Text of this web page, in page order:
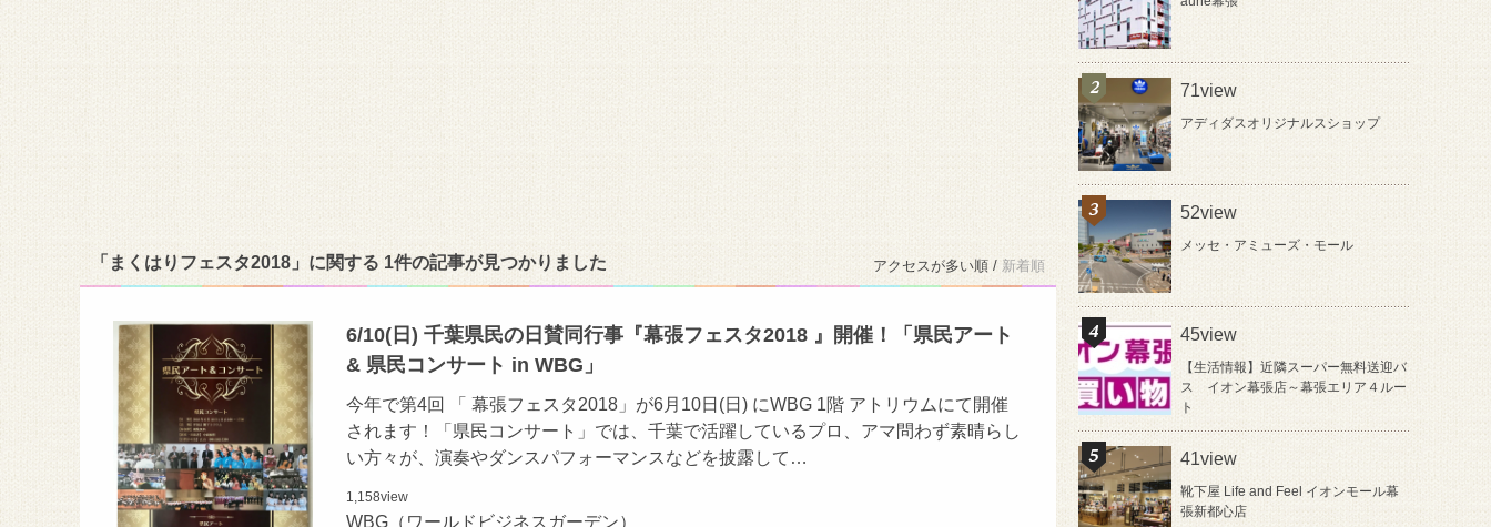
「まくはりフェスタ2018」に関する 1件の記事が見つかりました アクセスが多い順 / 新着順
6/10(日) 千葉県民の日賛同行事『幕張フェスタ2018 』開催！「県民アート
& 県民コンサート in WBG」
今年で第4回 「 幕張フェスタ2018」が6月10日(日) にWBG 1階 アトリウムにて開催
されます！「県民コンサート」では、千葉で活躍しているプロ、アマ問わず素晴らし
い方々が、演奏やダンスパフォーマンスなどを披露して…
1,158view
WBG（ワールドビジネスガーデン）
71view
アディダスオリジナルスショップ
52view
メッセ・アミューズ・モール
45view
【生活情報】近隣スーパー無料送迎バ
ス イオン幕張店～幕張エリア４ルー
ト
41view
靴下屋 Life and Feel イオンモール幕
張新都心店